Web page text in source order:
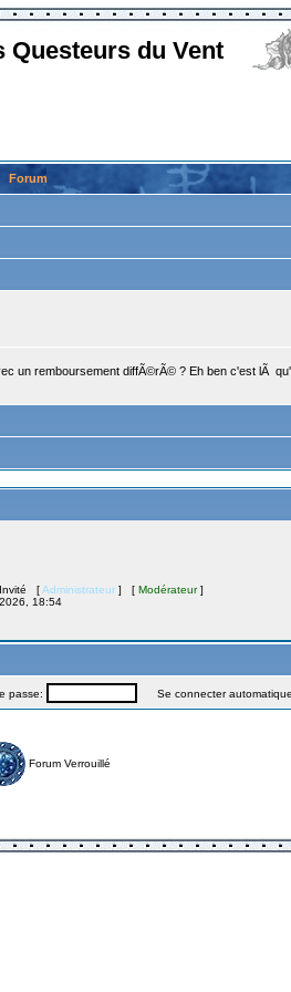
Questeurs du Vent
Forum
un remboursement diffÃ©rÃ© ? Eh ben c'est lÃ
Invité [Administrateur ] [ Modérateur]
18:54
passe: Se connecter
Forum Verrouillé